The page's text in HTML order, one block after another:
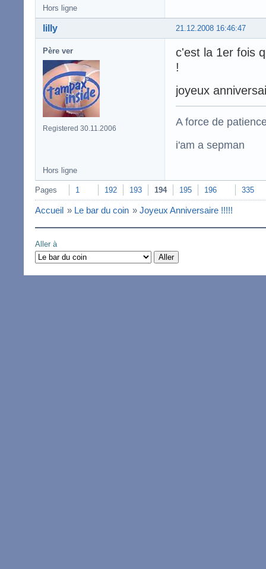
Hors ligne
21.12.2008 16:46:47
lilly
Père ver
Registered 30.11.2006
c'est la 1er fois
!
joyeux
A force de
i'am a sepman
Hors ligne
Pages 1 192 193 194 195 196 335
Accueil » Le bar du coin » Joyeux Anniversaire !!!!!
Aller à